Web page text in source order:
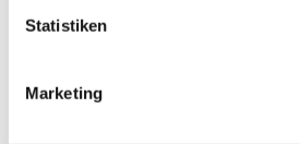
Statistiken
Marketing